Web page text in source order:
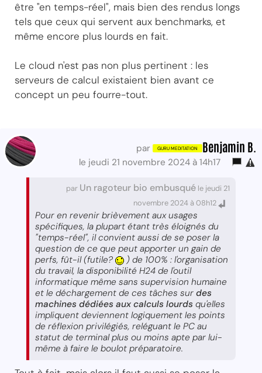
être "en temps-réel", mais bien des rendus longs
tels que ceux qui servent aux benchmarks, et
même encore plus lourds en fait.
Le cloud n'est pas non plus pertinent : les
serveurs de calcul existaient bien avant ce
concept un peu fourre-tout.
par Benjamin B.
le jeudi 21 novembre 2024 à 14h17
par Un ragoteur bio embusqué le jeudi 21
novembre 2024 à 08h12
Pour en revenir brièvement aux usages
spécifiques, la plupart étant très éloignés du
"temps-réel", il convient aussi de se poser la
question de ce que peut apporter un gain de
perfs, fût-il (futile?
) de 100% : l'organisation
du travail, la disponibilité H24 de l'outil
informatique même sans supervision humaine
et le déchargement de ces tâches sur des
machines dédiées aux calculs lourds qu'elles
impliquent deviennent logiquement les points
de réflexion privilégiés, reléguant le PC au
statut de terminal plus ou moins apte par lui-
même à faire le boulot préparatoire.